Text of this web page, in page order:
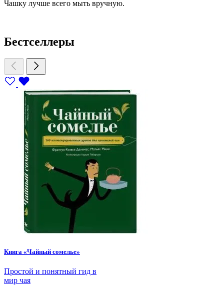
Чашку лучше всего мыть вручную.
Бестселлеры
Книга «Чайный сомелье»
Простой и понятный гид в
мир чая